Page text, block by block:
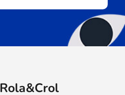
Rola&Crol